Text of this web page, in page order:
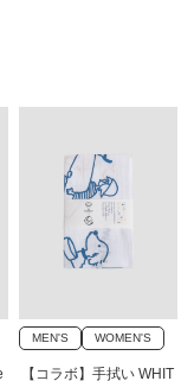
MEN'S WOMEN'S
【コラボ】手拭い WHIT